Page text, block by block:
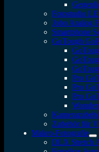
Fotostudio
Jobo Analog
Smartphone
GoTough
Pro
Pro
Pro
Zubehör für
Makro-Fotografie
DLX Stretch